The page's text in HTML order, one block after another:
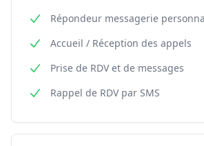
Répondeur messagerie
Accueil / Réception des appels
Prise de RDV et de messages
Rappel de RDV par SMS